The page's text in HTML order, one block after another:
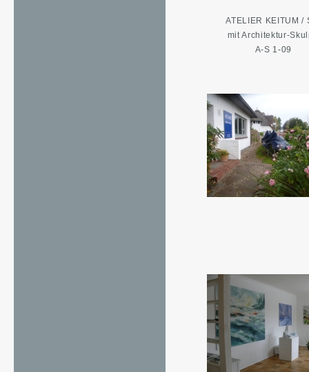
ATELIER KEITUM /
mit Architektur-
A-S 1-09